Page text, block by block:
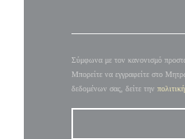
Σύμφωνα με τον κανονισμό
Μπορείτε να εγγραφείτε στο
δεδομένων σας, δείτε την